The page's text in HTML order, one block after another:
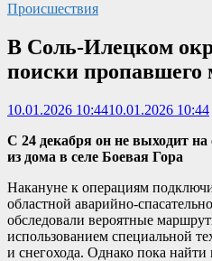
Происшествия
В Соль-Илецком
поиски
10.01.2026 10:4410.01.2026 10:44
С 24 декабря он не выходит на
из дома в селе Боевая Гора
Накануне к операциям
областной аварийно-
обследовали вероятные
использованием специальной
и снегохода. Однако пока найти